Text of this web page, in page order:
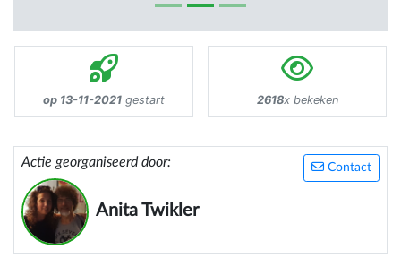
op 13-11-2021 gestart 2618x bekeken
Contact
Actie georganiseerd door:
Anita Twikler